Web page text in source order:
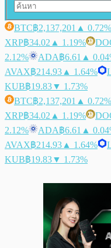
BTC฿2,137,201 ▲ 0.72%
XRP฿34.02 ▲ 1.19%
2.12%
ADA฿6.61 ▲
AVAX฿214.93 ▲ 1.64%
KUB฿19.83▼ 1.73%
BTC฿2,137,201 ▲ 0.72%
XRP฿34.02 ▲ 1.19%
2.12%
ADA฿6.61 ▲
AVAX฿214.93 ▲ 1.64%
KUB฿19.83▼ 1.73%